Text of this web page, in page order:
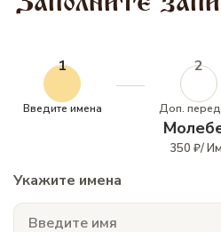
1
Введите имена
2
Доп.
350 ₽/
Укажите имена